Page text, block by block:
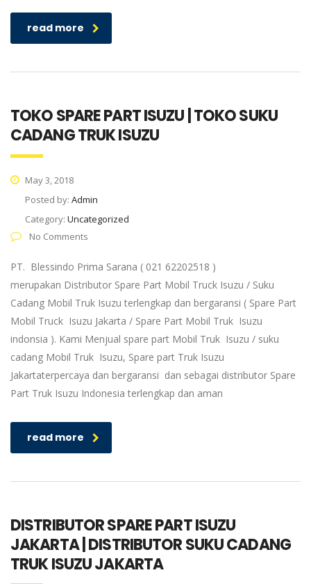
read more
TOKO SPARE PART ISUZU | TOKO SUKU
CADANG TRUK ISUZU
May 3, 2018
Posted by: Admin
Category: Uncategorized
No Comments
PT. Blessindo Prima Sarana ( 021 62202518 )
merupakan Distributor Spare Part Mobil Truck Isuzu / Suku
Cadang Mobil Truk Isuzu terlengkap dan bergaransi ( Spare Part
Mobil Truck Isuzu Jakarta / Spare Part Mobil Truk Isuzu
indonsia ). Kami Menjual spare part Mobil Truk Isuzu / suku
cadang Mobil Truk Isuzu, Spare part Truk Isuzu
Jakartaterpercaya dan bergaransi dan sebagai distributor Spare
Part Truk Isuzu Indonesia terlengkap dan aman
read more
DISTRIBUTOR SPARE PART ISUZU
JAKARTA | DISTRIBUTOR SUKU CADANG
TRUK ISUZU JAKARTA